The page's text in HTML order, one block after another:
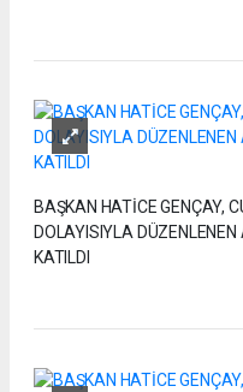
BAŞKAN HATİCE GENÇAY,
DOLAYISIYLA
KATILDI